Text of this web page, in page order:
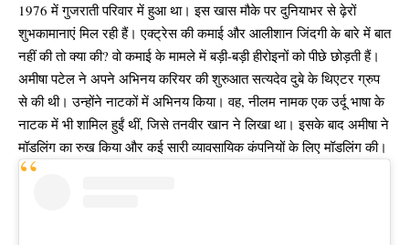
1976 में गुजराती परिवार में हुआ था। इस खास मौके पर दुनियाभर से ढ़ेरों
शुभकामानाएं मिल रही हैं। एक्ट्रेस की कमाई और आलीशान जिंदगी के बारे में बात
नहीं की तो क्या की? वो कमाई के मामले में बड़ी-बड़ी हीरोइनों को पीछे छोड़ती हैं।
अमीषा पटेल ने अपने अभिनय करियर की शुरुआत सत्यदेव दुबे के थिएटर ग्रुप
से की थी। उन्होंने नाटकों में अभिनय किया। वह, नीलम नामक एक उर्दू भाषा के
नाटक में भी शामिल हुईं थीं, जिसे तनवीर खान ने लिखा था। इसके बाद अमीषा ने
मॉडलिंग का रुख किया और कई सारी व्यावसायिक कंपनियों के लिए मॉडलिंग की।